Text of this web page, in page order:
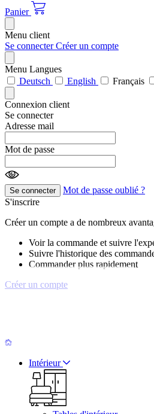
Panier
Menu client
Se connecterCréer un compte
Menu Langues
Deutsch
English Français
Connexion client
Se connecter
Adresse mail
Mot de passe
Se connecter
Mot de passe oublié ?
S'inscrire
Créer un compte a de nombreux
Voir la commande et suivre
Suivre l'historique des
Commander plus rapidement
Créer un compte
Intérieur